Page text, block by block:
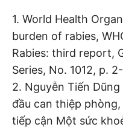
1. World Health
burden of rabies,
Rabies: third report,
Series, No. 1012, p.
2. Nguyễn Tiến
đầu can thiệp
tiếp cận Một sức